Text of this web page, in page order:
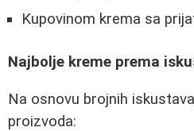
Kupovinom krema sa
Najbolje kreme prema
Na osnovu brojnih
proizvoda: